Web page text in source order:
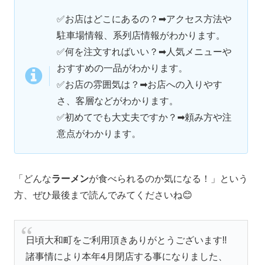
✅お店はどこにあるの？➡アクセス方法や
駐車場情報、系列店情報がわかります。
✅何を注文すればいい？➡人気メニューや
おすすめの一品がわかります。
✅お店の雰囲気は？➡お店への入りやす
さ、客層などがわかります。
✅初めてでも大丈夫ですか？➡頼み方や注
意点がわかります。
「どんなラーメンが食べられるのか気になる！」という
方、ぜひ最後まで読んでみてくださいね😊
日頃大和町をご利用頂きありがとうございます‼️
諸事情により本年4月閉店する事になりました、